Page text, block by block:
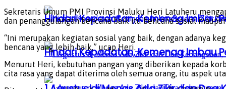
Hindari Kepadatan, Kemenag Imbau
Hindari Kepadatan, Kemenag Imbau
Sekretaris Umum PMI Provinsi Maluku Heri Latuheru
dan penanggulangan bencana baik itu bencana sosial
“Ini merupakan kegiatan sosial yang baik, dengan adanya
bencana yang lebih baik,” ucap Heri.
Menurut Heri, kebutuhan pangan yang diberikan kepada
cita rasa yang dapat diterima oleh semua orang, itu aspek